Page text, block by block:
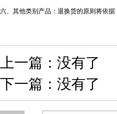
六、其他类别产品：退换货的原则将依
上一篇：没有了
下一篇：没有了